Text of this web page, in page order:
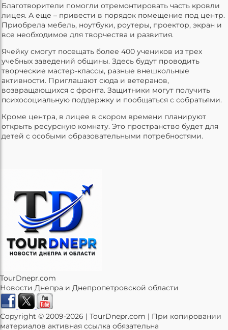
Благотворители помогли отремонтировать часть кровли
лицея. А еще – привести в порядок помещение под центр.
Приобрела мебель, ноутбуки, роутеры, проектор, экран и
все необходимое для творчества и развития.
Ячейку смогут посещать более 400 учеников из трех
учебных заведений общины. Здесь будут проводить
творческие мастер-классы, разные внешкольные
активности. Приглашают сюда и ветеранов,
возвращающихся с фронта. Защитники могут получить
психосоциальную поддержку и пообщаться с собратьями.
Кроме центра, в лицее в скором времени планируют
открыть ресурсную комнату. Это пространство будет для
детей с особыми образовательными потребностями.
TourDnepr.com
Новости Днепра и Днепропетровской области
Copyright © 2009-2026 | TourDnepr.com | При копировании
материалов активная ссылка обязательна